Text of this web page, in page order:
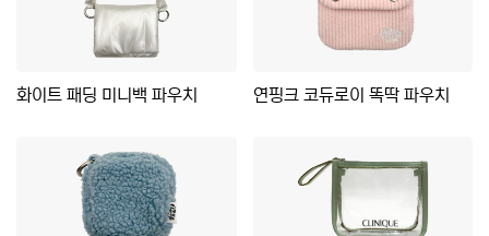
화이트 패딩 미니백 파우치 연핑크 코듀로이 똑딱 파우치